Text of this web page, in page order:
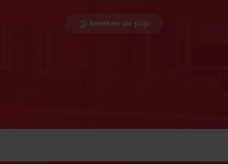
Bereken uw prijs